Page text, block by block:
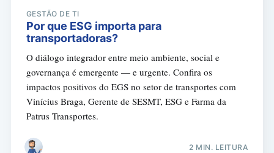
GESTÃO DE TI
Por que ESG importa para
transportadoras?
O diálogo integrador entre meio ambiente, social e
governança é emergente — e urgente. Confira os
impactos positivos do EGS no setor de transportes com
Vinícius Braga, Gerente de SESMT, ESG e Farma da
Patrus Transportes.
2 MIN. LEITURA